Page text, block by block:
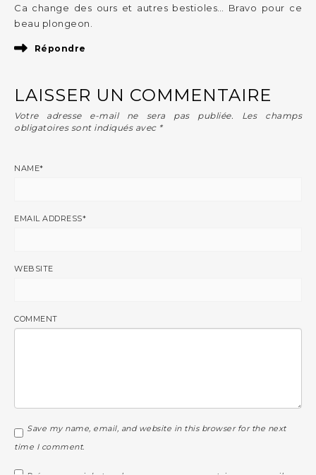
Ca change des ours et autres bestioles… Bravo pour ce
beau plongeon.
Répondre
LAISSER UN COMMENTAIRE
Votre adresse e-mail ne sera pas publiée.
Les champs
obligatoires sont indiqués avec *
NAME*
EMAIL ADDRESS*
WEBSITE
COMMENT
Save my name, email, and website in this browser for the next
time I comment.